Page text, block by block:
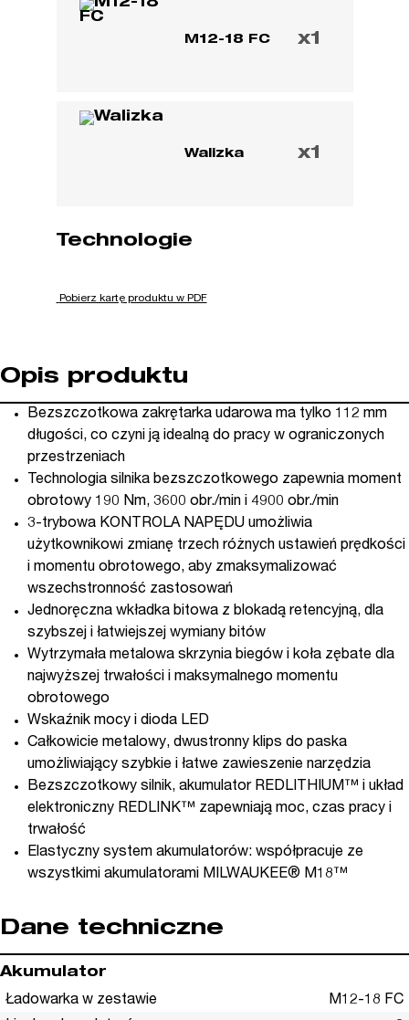
M12-18 FC x1
Walizka x1
Technologie
Pobierz kartę produktu w PDF
Opis produktu
Bezszczotkowa zakrętarka udarowa ma tylko 112 mm
długości, co czyni ją idealną do pracy w ograniczonych
przestrzeniach
Technologia silnika bezszczotkowego zapewnia moment
obrotowy 190 Nm, 3600 obr./min i 4900 obr./min
3-trybowa KONTROLA NAPĘDU umożliwia
użytkownikowi zmianę trzech różnych ustawień prędkości
i momentu obrotowego, aby zmaksymalizować
wszechstronność zastosowań
Jednoręczna wkładka bitowa z blokadą retencyjną, dla
szybszej i łatwiejszej wymiany bitów
Wytrzymała metalowa skrzynia biegów i koła zębate dla
najwyższej trwałości i maksymalnego momentu
obrotowego
Wskaźnik mocy i dioda LED
Całkowicie metalowy, dwustronny klips do paska
umożliwiający szybkie i łatwe zawieszenie narzędzia
Bezszczotkowy silnik, akumulator REDLITHIUM™ i układ
elektroniczny REDLINK™ zapewniają moc, czas pracy i
trwałość
Elastyczny system akumulatorów: współpracuje ze
wszystkimi akumulatorami MILWAUKEE® M18™
Dane techniczne
Akumulator
Ładowarka w zestawie
M12-18 FC